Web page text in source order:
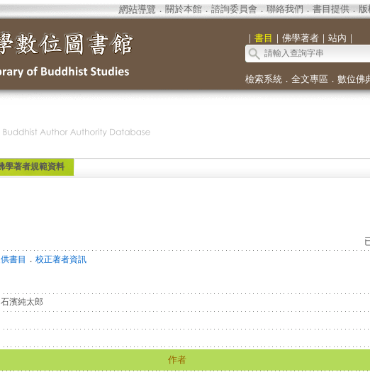
網站導覽 ． 關於本館． 諮詢委員會． 聯絡我們 ． 書目提供．
｜ 書目 ｜ 佛學著者｜ 站內 ｜
檢索系統． 全文專區 ． 數位佛
學著者規範資料
書目 ． 校正著者資訊
濱純太郎
作者